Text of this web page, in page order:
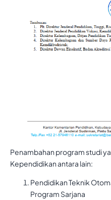
Penambahan program studi
Kependidikan antara lain:
Pendidikan Teknik
Program Sarjana